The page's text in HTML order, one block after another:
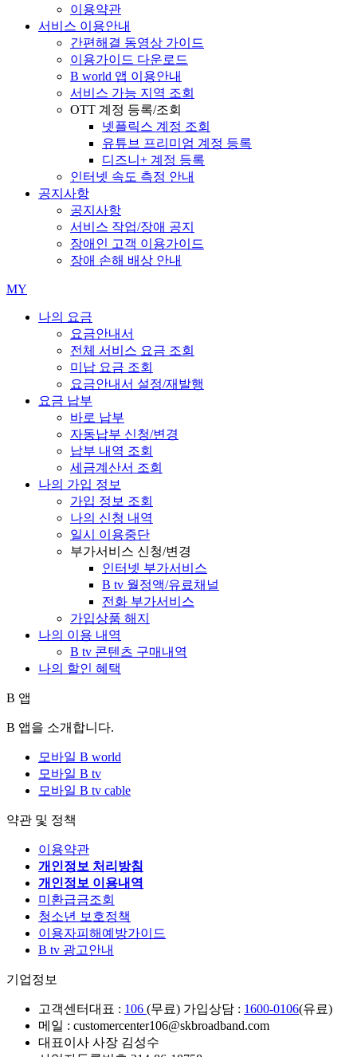
이용약관
서비스 이용안내
간편해결 동영상 가이드
이용가이드 다운로드
B world 앱 이용안내
서비스 가능 지역 조회
OTT 계정 등록/조회
넷플릭스 계정 조회
유튜브 프리미엄 계정 등록
디즈니+ 계정 등록
인터넷 속도 측정 안내
공지사항
공지사항
서비스 작업/장애 공지
장애인 고객 이용가이드
장애 손해 배상 안내
MY
나의 요금
요금안내서
전체 서비스 요금 조회
미납 요금 조회
요금안내서 설정/재발행
요금 납부
바로 납부
자동납부 신청/변경
납부 내역 조회
세금계산서 조회
나의 가입 정보
가입 정보 조회
나의 신청 내역
일시 이용중단
부가서비스 신청/변경
인터넷 부가서비스
B tv 월정액/유료채널
전화 부가서비스
가입상품 해지
나의 이용 내역
B tv 콘텐츠 구매내역
나의 할인 혜택
B 앱
B 앱을 소개합니다.
모바일 B world
모바일 B tv
모바일 B tv cable
약관 및 정책
이용약관
개인정보 처리방침
개인정보 이용내역
미환급금조회
청소년 보호정책
이용자피해예방가이드
B tv 광고안내
기업정보
고객센터대표 : 106 (무료) 가입상담 : 1600-0106(유료)
메일 : customercenter106@skbroadband.com
대표이사 사장 김성수